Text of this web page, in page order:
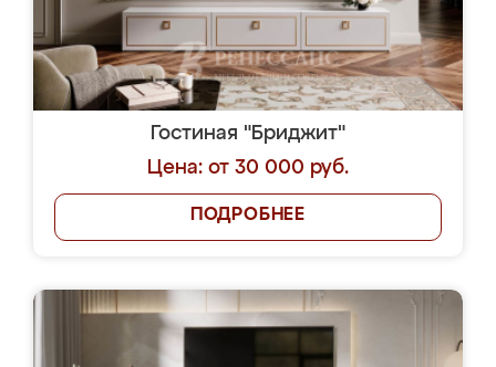
Гостиная "Бриджит"
Цена: от 30 000 руб.
ПОДРОБНЕЕ